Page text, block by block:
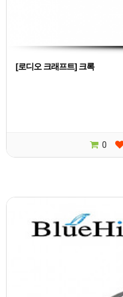
[로디오 크래프트] 크록
0